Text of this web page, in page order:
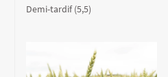
Demi-tardif (5,5)